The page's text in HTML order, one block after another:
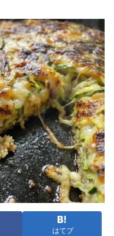
はてブ